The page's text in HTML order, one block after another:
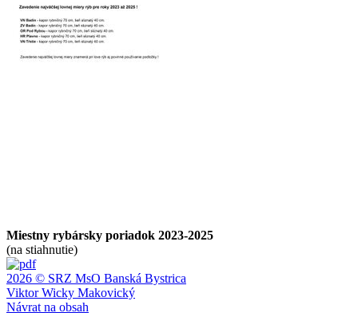
Miestny rybársky poriadok 2023-2025
(na stiahnutie)
2026 © SRZ MsO Banská Bystrica
Viktor Wicky Makovický
Návrat na obsah